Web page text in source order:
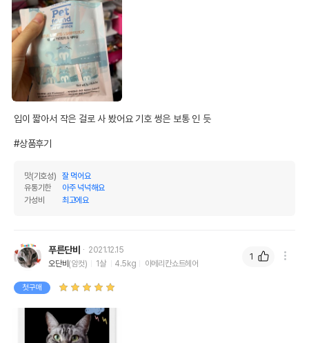
경우 그에 대한 사항
제조국 또는 원산지
제조자,수입품의 경우
수입자를 함께 표기
AS책임자와 전화번호
또는 소비자상담 관련
전화번호
입이 짧아서 작은 걸로 사 봤어요 기호 썽은 보통 인 듯
#상품후기
맛(기호성)
잘 먹어요
유통기한
아주 넉넉해요
가성비
최고에요
푸른단비
2021.12.15
오단비(암컷) 1살 4.5kg 아메리칸쇼트헤어
첫구매
1